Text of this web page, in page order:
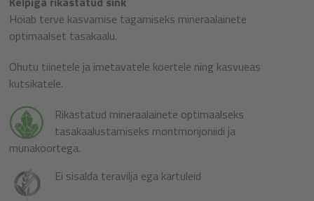
Hoiab terve kasvamise tagamiseks mineraalainete
optimaalset tasakaalu.
Ohutu tiinetele ja imetavatele koertele ning kasvueas
kutsikatele.
Rikastatud mineraalainete optimaalseks
tasakaalustamiseks montmorijoniidi ja
munakoortega.
Ei sisalda teravilja ega kartuleid